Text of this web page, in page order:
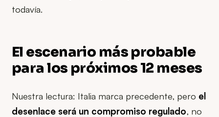
todavía.
El escenario más probable
para los próximos 12 meses
Nuestra lectura: Italia marca precedente, pero el
desenlace será un compromiso regulado , no